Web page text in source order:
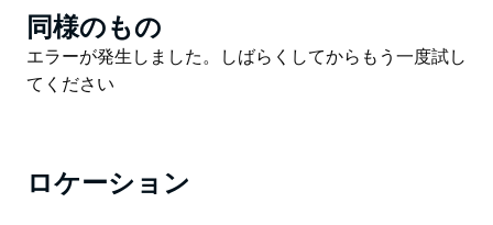
す。
オードリーからハッキング川を遡るこのサイクリングコ
ースは、気の遠くなるような疲れを吹き飛ばしてくれる
て熱帯雨林の小道を通り過ぎます。バードウォッチング
Product
List
同様のもの
Product
List
エラーが発生しました。しばらくしてからもう一度試し
てください
ロケーション